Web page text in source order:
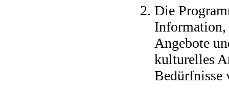
Die
Angebote
kulturelles
Bedürfnisse